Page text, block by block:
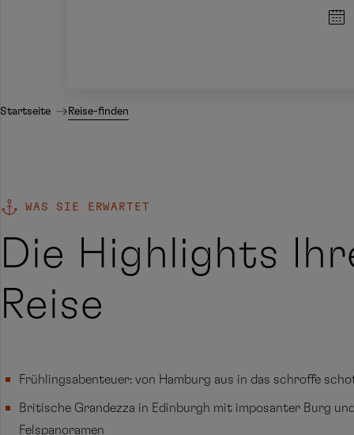
Startseite Reise-finden
WAS SIE ERWARTET
Die Highlights
Reise
Frühlingsabenteuer: von Hamburg aus in das schroffe
Britische Grandezza in Edinburgh mit imposanter Burg
Felspanoramen